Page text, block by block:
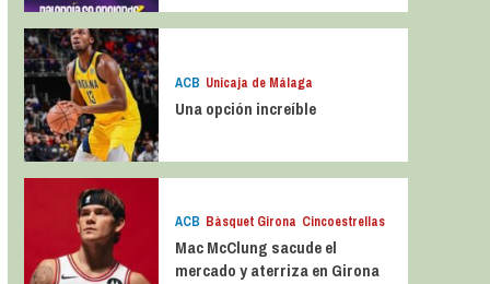
ACB Unicaja de Málaga
Una opción increíble
ACB Bàsquet Girona Cincoestrellas
Mac McClung sacude el
mercado y aterriza en Girona